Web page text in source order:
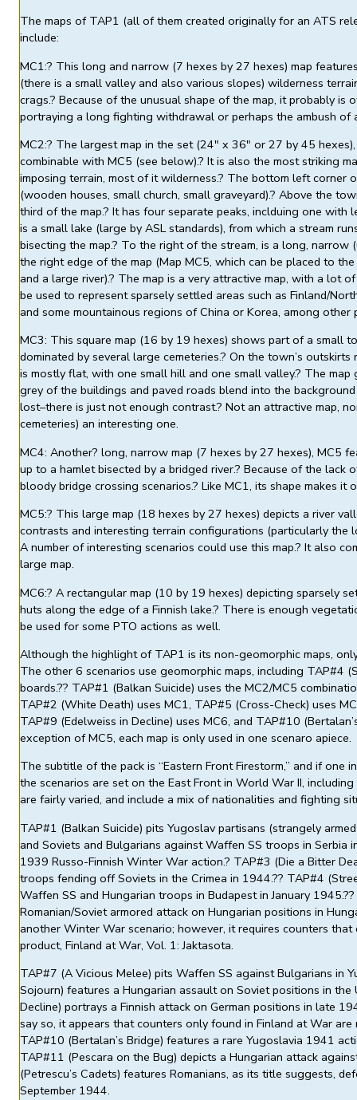
The maps of TAP1 (all of them created originally for an ATS
include:
MC1:? This long and narrow (7 hexes by 27 hexes) map
(there is a small valley and also various slopes) wilderness
crags.? Because of the unusual shape of the map, it probably is
portraying a long fighting withdrawal or perhaps the ambush of
MC2:? The largest map in the set (24″ x 36″ or 27 by 45
combinable with MC5 (see below).? It is also the most striking
imposing terrain, most of it wilderness.? The bottom left corner
(wooden houses, small church, small graveyard).? Above the
third of the map.? It has four separate peaks, inclduing one with
is a small lake (large by ASL standards), from which a stream
bisecting the map.? To the right of the stream, is a long,
the right edge of the map (Map MC5, which can be placed to
and a large river).? The map is a very attractive map, with a lot
be used to represent sparsely settled areas such as Finland/
and some mountainous regions of China or Korea, among other
MC3: This square map (16 by 19 hexes) shows part of a small
dominated by several large cemeteries.? On the town’s
is mostly flat, with one small hill and one small valley.? The
grey of the buildings and paved roads blend into the
lost–there is just not enough contrast.? Not an attractive map,
cemeteries) an interesting one.
MC4: Another? long, narrow map (7 hexes by 27 hexes), MC5
up to a hamlet bisected by a bridged river.? Because of the lack
bloody bridge crossing scenarios.? Like MC1, its shape makes it
MC5:? This large map (18 hexes by 27 hexes) depicts a river
contrasts and interesting terrain configurations (particularly the
A number of interesting scenarios could use this map.? It also
large map.
MC6:? A rectangular map (10 by 19 hexes) depicting sparsely
huts along the edge of a Finnish lake.? There is enough
be used for some PTO actions as well.
Although the highlight of TAP1 is its non-geomorphic maps,
The other 6 scenarios use geomorphic maps, including TAP#4
boards.?? TAP#1 (Balkan Suicide) uses the MC2/MC5
TAP#2 (White Death) uses MC1, TAP#5 (Cross-Check) uses
TAP#9 (Edelweiss in Decline) uses MC6, and TAP#10
exception of MC5, each map is only used in one scenaro apiece.
The subtitle of the pack is “Eastern Front Firestorm,” and if one
the scenarios are set on the East Front in World War II,
are fairly varied, and include a mix of nationalities and fighting
TAP#1 (Balkan Suicide) pits Yugoslav partisans (strangely
and Soviets and Bulgarians against Waffen SS troops in Serbia
1939 Russo-Finnish Winter War action.? TAP#3 (Die a Bitter
troops fending off Soviets in the Crimea in 1944.?? TAP#4
Waffen SS and Hungarian troops in Budapest in January
Romanian/Soviet armored attack on Hungarian positions in
another Winter War scenario; however, it requires counters
product, Finland at War, Vol. 1: Jaktasota.
TAP#7 (A Vicious Melee) pits Waffen SS against Bulgarians in
Sojourn) features a Hungarian assault on Soviet positions in
Decline) portrays a Finnish attack on German positions in late
say so, it appears that counters only found in Finland at War
TAP#10 (Bertalan’s Bridge) features a rare Yugoslavia 1941
TAP#11 (Pescara on the Bug) depicts a Hungarian attack
(Petrescu’s Cadets) features Romanians, as its title suggests,
September 1944.